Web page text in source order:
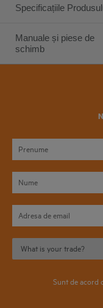
Specificațiile
Manuale și piese de
schimb
Sunt de acord